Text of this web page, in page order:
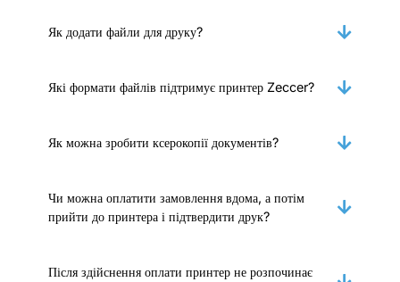
Як додати файли для друку?
Які формати файлів підтримує принтер Zeccer?
Як можна зробити ксерокопії документів?
Чи можна оплатити замовлення вдома, а потім
прийти до принтера і підтвердити друк?
Після здійснення оплати принтер не розпочинає